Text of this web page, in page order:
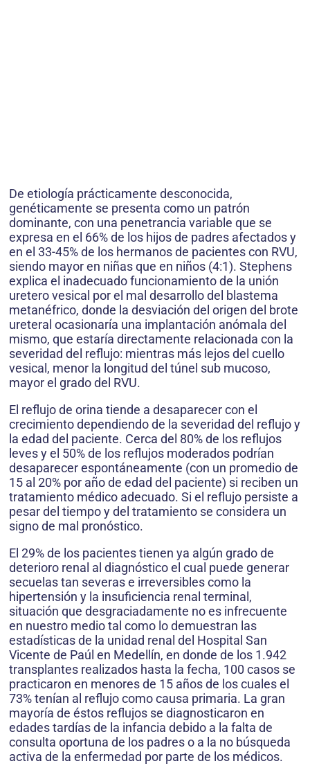
De etiología prácticamente desconocida,
genéticamente se presenta como un patrón
dominante, con una penetrancia variable que se
expresa en el 66% de los hijos de padres afectados y
en el 33-45% de los hermanos de pacientes con RVU,
siendo mayor en niñas que en niños (4:1). Stephens
explica el inadecuado funcionamiento de la unión
uretero vesical por el mal desarrollo del blastema
metanéfrico, donde la desviación del origen del brote
ureteral ocasionaría una implantación anómala del
mismo, que estaría directamente relacionada con la
severidad del reflujo: mientras más lejos del cuello
vesical, menor la longitud del túnel sub mucoso,
mayor el grado del RVU.
El reflujo de orina tiende a desaparecer con el
crecimiento dependiendo de la severidad del reflujo y
la edad del paciente. Cerca del 80% de los reflujos
leves y el 50% de los reflujos moderados podrían
desaparecer espontáneamente (con un promedio de
15 al 20% por año de edad del paciente) si reciben un
tratamiento médico adecuado. Si el reflujo persiste a
pesar del tiempo y del tratamiento se considera un
signo de mal pronóstico.
El 29% de los pacientes tienen ya algún grado de
deterioro renal al diagnóstico el cual puede generar
secuelas tan severas e irreversibles como la
hipertensión y la insuficiencia renal terminal,
situación que desgraciadamente no es infrecuente
en nuestro medio tal como lo demuestran las
estadísticas de la unidad renal del Hospital San
Vicente de Paúl en Medellín, en donde de los 1.942
transplantes realizados hasta la fecha, 100 casos se
practicaron en menores de 15 años de los cuales el
73% tenían al reflujo como causa primaria. La gran
mayoría de éstos reflujos se diagnosticaron en
edades tardías de la infancia debido a la falta de
consulta oportuna de los padres o a la no búsqueda
activa de la enfermedad por parte de los médicos.